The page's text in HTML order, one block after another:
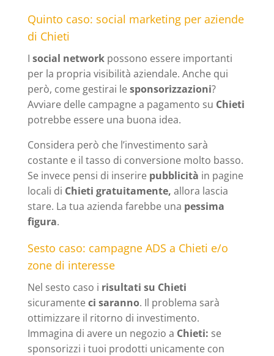
Quinto caso: social marketing per aziende
di Chieti
I social networkpossono essere importanti
per la propria visibilità aziendale. Anche qui
però, come gestirai lesponsorizzazioni?
Avviare delle campagne a pagamento su Chieti
potrebbe essere una buona idea.
Considera però che l’investimento sarà
costante e il tasso di conversione molto basso.
Se invece pensi di inserire pubblicità in pagine
locali di Chieti gratuitamente, allora lascia
stare. La tua azienda farebbe una pessima
figura.
Sesto caso: campagne ADS a Chieti e/o
zone di interesse
Nel sesto caso i risultati su Chieti
sicuramenteci saranno. Il problema sarà
ottimizzare il ritorno di investimento.
Immagina di avere un negozio a Chieti: se
sponsorizzi i tuoi prodotti unicamente con